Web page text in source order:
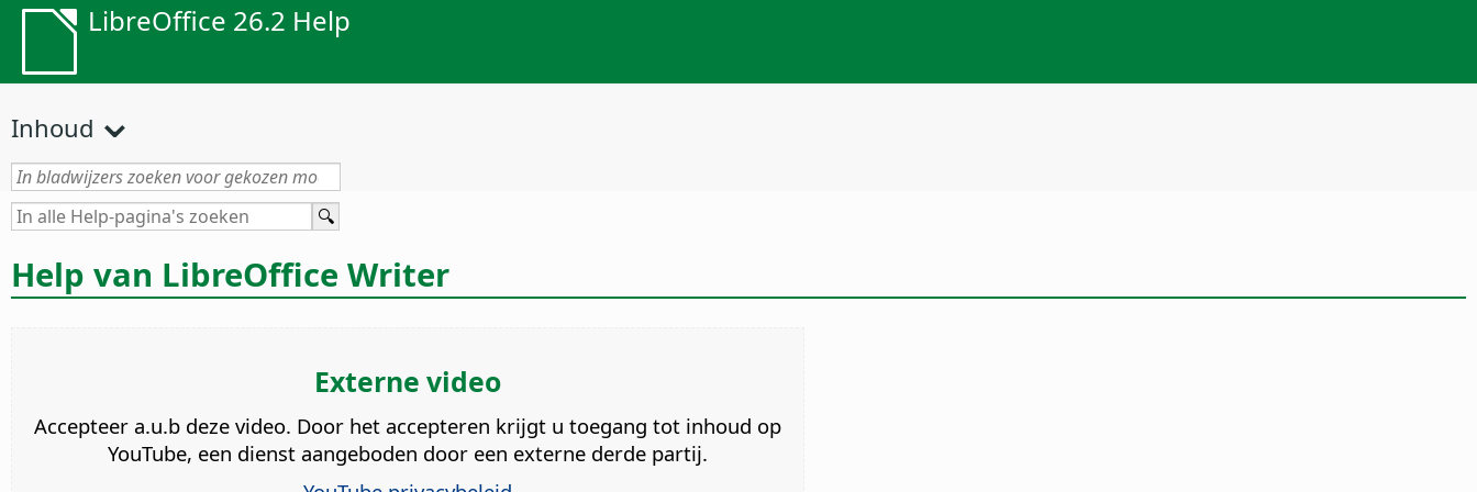
LibreOffice 26.2 Help
Inhoud
Help van LibreOffice Writer
Externe video
Accepteer a.u.b deze video. Door het accepteren krijgt u toegang tot inhoud op
YouTube, een dienst aangeboden door een externe derde partij.